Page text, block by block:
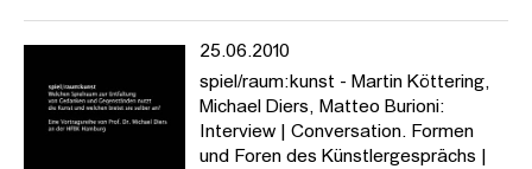
25.06.2010
spiel/raum:kunst - Martin Köttering,
Michael Diers, Matteo Burioni:
Interview | Conversation. Formen
und Foren des Künstlergesprächs |